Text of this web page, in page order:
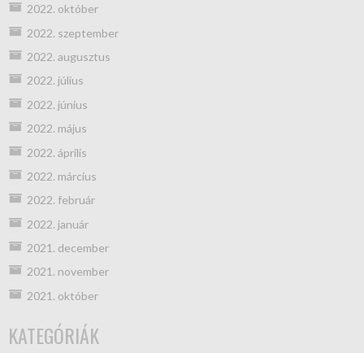
2022. október
2022. szeptember
2022. augusztus
2022. július
2022. június
2022. május
2022. április
2022. március
2022. február
2022. január
2021. december
2021. november
2021. október
KATEGÓRIÁK